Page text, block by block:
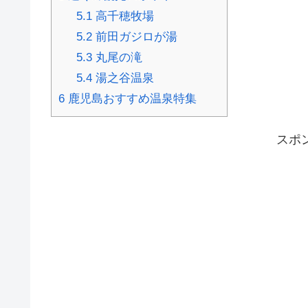
5.1高千穂牧場
5.2前田ガジロが湯
5.3丸尾の滝
5.4湯之谷温泉
6 鹿児島おすすめ温泉特集
スポ